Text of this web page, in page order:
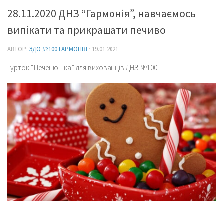
28.11.2020 ДНЗ “Гармонія”, навчаємось
випікати та прикрашати печиво
АВТОР: ЗДО №100 ГАРМОНІЯ · 19.01.2021
Гурток “Печенюшка” для вихованців ДНЗ №100